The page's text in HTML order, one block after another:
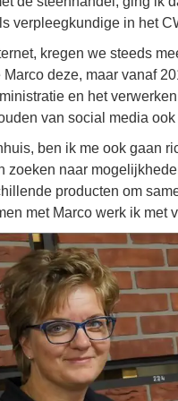
verpleegkundige in het
kregen we steeds
Marco deze, maar vanaf
en het
van social media
ben ik me ook gaan
zoeken naar
producten om
met Marco werk ik met